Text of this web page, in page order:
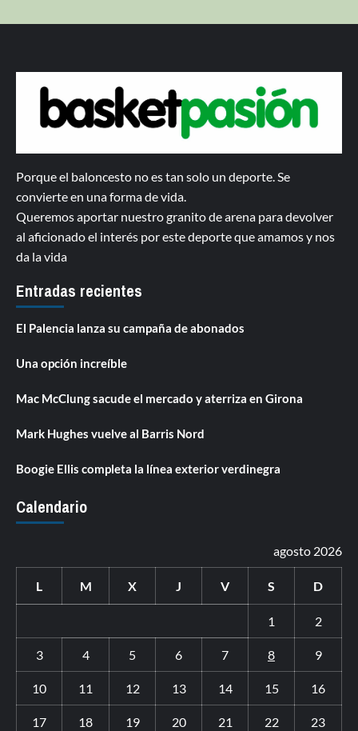
Porque el baloncesto no es tan solo un deporte. Se
convierte en una forma de vida.
Queremos aportar nuestro granito de arena para devolver
al aficionado el interés por este deporte que amamos y nos
da la vida
Entradas recientes
El Palencia lanza su campaña de abonados
Una opción increíble
Mac McClung sacude el mercado y aterriza en Girona
Mark Hughes vuelve al Barris Nord
Boogie Ellis completa la línea exterior verdinegra
Calendario
agosto 2026
L M X J V S D
1 2
3 4 5 6 7 8 9
10 11 12 13 14 15 16
17 18 19 20 21 22 23